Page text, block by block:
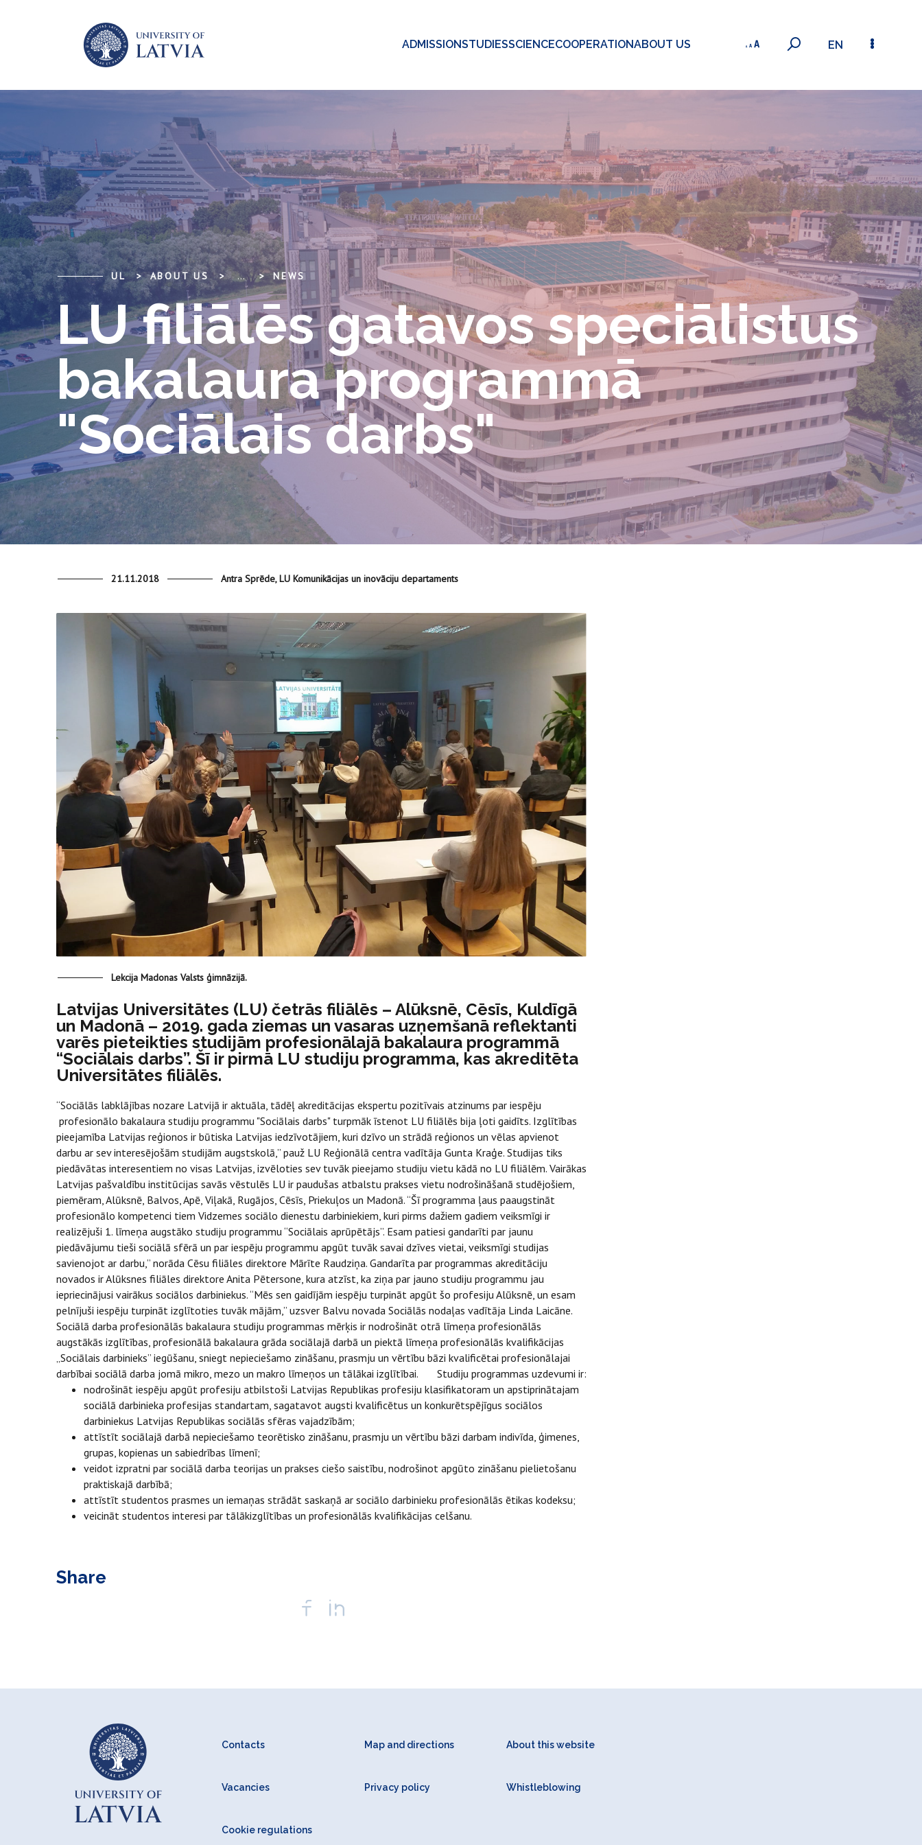
ADMISSIONSTUDIESSCIENCECOOPERATIONABOUT US EN
UL ABOUT US ... NEWS
LU filiālēs gatavos speciālistus
bakalaura programmā
"Sociālais darbs"
21.11.2018 Antra Sprēde, LU Komunikācijas un inovāciju departaments
Lekcija Madonas Valsts ģimnāzijā.
Latvijas Universitātes (LU) četrās filiālēs – Alūksnē, Cēsīs, Kuldīgā
un Madonā – 2019. gada ziemas un vasaras uzņemšanā reflektanti
varēs pieteikties studijām profesionālajā bakalaura programmā
“Sociālais darbs”. Šī ir pirmā LU studiju programma, kas akreditēta
Universitātes filiālēs.
“Sociālās labklājības nozare Latvijā ir aktuāla, tādēļ akreditācijas ekspertu pozitīvais atzinums par iespēju
profesionālo bakalaura studiju programmu "Sociālais darbs" turpmāk īstenot LU filiālēs bija ļoti gaidīts. Izglītības
pieejamība Latvijas reģionos ir būtiska Latvijas iedzīvotājiem, kuri dzīvo un strādā reģionos un vēlas apvienot
darbu ar sev interesējošām studijām augstskolā,” pauž LU Reģionālā centra vadītāja Gunta Kraģe. Studijas tiks
piedāvātas interesentiem no visas Latvijas, izvēloties sev tuvāk pieejamo studiju vietu kādā no LU filiālēm. Vairākas
Latvijas pašvaldību institūcijas savās vēstulēs LU ir paudušas atbalstu prakses vietu nodrošināšanā studējošiem,
piemēram, Alūksnē, Balvos, Apē, Viļakā, Rugājos, Cēsīs, Priekuļos un Madonā. “Šī programma ļaus paaugstināt
profesionālo kompetenci tiem Vidzemes sociālo dienestu darbiniekiem, kuri pirms dažiem gadiem veiksmīgi ir
realizējuši 1. līmeņa augstāko studiju programmu “Sociālais aprūpētājs”. Esam patiesi gandarīti par jaunu
piedāvājumu tieši sociālā sfērā un par iespēju programmu apgūt tuvāk savai dzīves vietai, veiksmīgi studijas
savienojot ar darbu,” norāda Cēsu filiāles direktore Mārīte Raudziņa. Gandarīta par programmas akreditāciju
novados ir Alūksnes filiāles direktore Anita Pētersone, kura atzīst, ka ziņa par jauno studiju programmu jau
iepriecinājusi vairākus sociālos darbiniekus. “Mēs sen gaidījām iespēju turpināt apgūt šo profesiju Alūksnē, un esam
pelnījuši iespēju turpināt izglītoties tuvāk mājām,” uzsver Balvu novada Sociālās nodaļas vadītāja Linda Laicāne.
Sociālā darba profesionālās bakalaura studiju programmas mērķis ir nodrošināt otrā līmeņa profesionālās
augstākās izglītības, profesionālā bakalaura grāda sociālajā darbā un piektā līmeņa profesionālās kvalifikācijas
„Sociālais darbinieks” iegūšanu, sniegt nepieciešamo zināšanu, prasmju un vērtību bāzi kvalificētai profesionālajai
darbībai sociālā darba jomā mikro, mezo un makro līmeņos un tālākai izglītībai. Studiju programmas uzdevumi ir:
nodrošināt iespēju apgūt profesiju atbilstoši Latvijas Republikas profesiju klasifikatoram un apstiprinātajam
sociālā darbinieka profesijas standartam, sagatavot augsti kvalificētus un konkurētspējīgus sociālos
darbiniekus Latvijas Republikas sociālās sfēras vajadzībām;
attīstīt sociālajā darbā nepieciešamo teorētisko zināšanu, prasmju un vērtību bāzi darbam indivīda, ģimenes,
grupas, kopienas un sabiedrības līmenī;
veidot izpratni par sociālā darba teorijas un prakses ciešo saistību, nodrošinot apgūto zināšanu pielietošanu
praktiskajā darbībā;
attīstīt studentos prasmes un iemaņas strādāt saskaņā ar sociālo darbinieku profesionālās ētikas kodeksu;
veicināt studentos interesi par tālākizglītības un profesionālās kvalifikācijas celšanu.
Share
Contacts Map and directions About this website
Vacancies Privacy policy Whistleblowing
Cookie regulations